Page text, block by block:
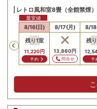
レトロ風和室8畳（全館禁煙）
Previous
円
8/16(日)
残り1室
11,220円
予約
最安値
8/17(月)
13,860円
問合せ
8/
残り
予